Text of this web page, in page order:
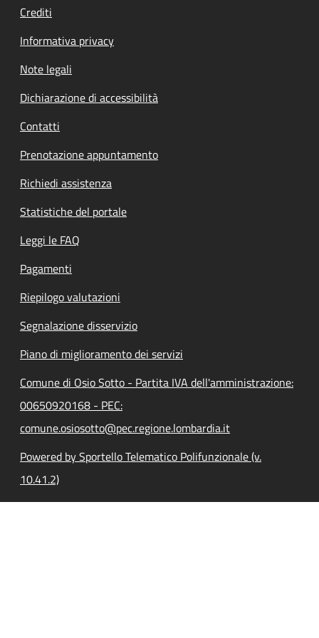
Crediti
Informativa privacy
Note legali
Dichiarazione di accessibilità
Contatti
Prenotazione appuntamento
Richiedi assistenza
Statistiche del portale
Leggi le FAQ
Pagamenti
Riepilogo valutazioni
Segnalazione disservizio
Piano di miglioramento dei servizi
Comune di Osio Sotto - Partita IVA dell'amministrazione:
00650920168 - PEC:
comune.osiosotto@pec.regione.lombardia.it
Powered by Sportello Telematico Polifunzionale (v.
10.41.2)